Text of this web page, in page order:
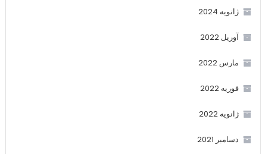
ژانویه 2024
آوریل 2022
مارس 2022
فوریه 2022
ژانویه 2022
دسامبر 2021